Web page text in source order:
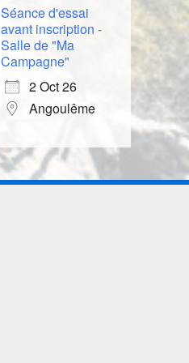
Séance d'essai
avant inscription -
Salle de "Ma
Campagne"
2 Oct 26
Angoulême